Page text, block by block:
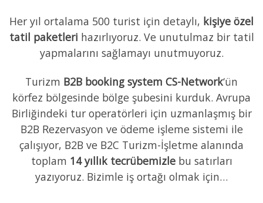
Her yıl ortalama 500 turist için detaylı, kişiye özel
tatil paketleri hazırlıyoruz. Ve unutulmaz bir tatil
yapmalarını sağlamayı unutmuyoruz.
Turizm B2B booking system CS-Network‘ün
körfez bölgesinde bölge şubesini kurduk. Avrupa
Birliğindeki tur operatörleri için uzmanlaşmış bir
B2B Rezervasyon ve ödeme işleme sistemi ile
çalışıyor, B2B ve B2C Turizm-İşletme alanında
toplam 14 yıllık tecrübemizlebu satırları
yazıyoruz. Bizimle iş ortağı olmak için…